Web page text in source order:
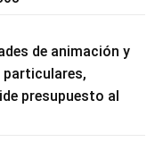
de animación y
presupuesto al